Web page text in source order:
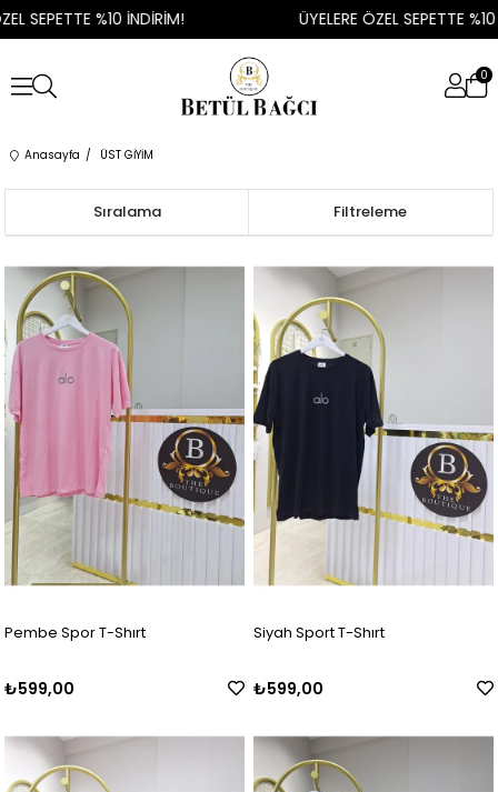
%10 İNDİRİM! ÜYELERE ÖZEL SEPETTE %10
0
Anasayfa ÜST GİYİM
Filtreleme
Sıralama
Pembe Spor T-Shırt
₺599,00
Siyah Sport T-Shırt
₺599,00